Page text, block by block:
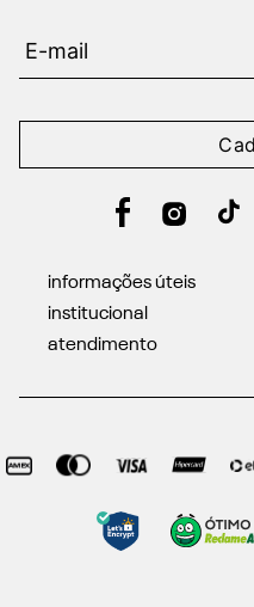
informações úteis
institucional
atendimento